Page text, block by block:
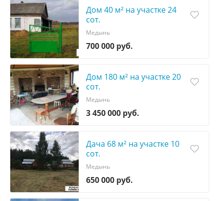
Дом 40 м² на участке 24
сот.
700 000 руб.
Медынь
Дом 180 м² на участке 20
сот.
3 450 000 руб.
Медынь
Дача 68 м² на участке 10
сот.
650 000 руб.
Медынь